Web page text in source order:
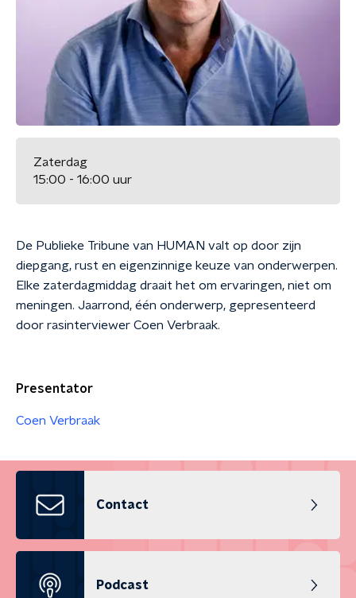
Zaterdag
15:00 - 16:00 uur
De Publieke Tribune van HUMAN valt op door zijn
diepgang, rust en eigenzinnige keuze van onderwerpen.
Elke zaterdagmiddag draait het om ervaringen, niet om
meningen. Jaarrond, één onderwerp, gepresenteerd
door rasinterviewer Coen Verbraak.
Presentator
Coen Verbraak
Contact
Podcast